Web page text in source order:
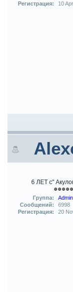
Регистрация:
10
6 ЛЕТ с"
Группа:
Admin
Сообщений:
6998
Регистрация:
20